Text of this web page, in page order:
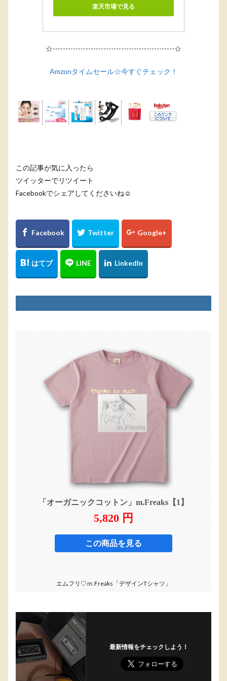
楽天市場で見る
☆------------------------------------------------☆
Amzonタイムセール☆今すぐチェック！
この記事が気に入ったら
ツイッターでリツイート
Facebookでシェアしてくださいね☺️
エムフリ♡ｍ.Freaks「デザインTシャツ」
最新情報をチェックしよう！